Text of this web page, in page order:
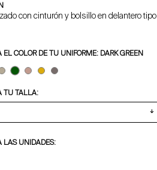
con cinturón y bolsillo en delantero tipo
EL COLOR DE TU UNIFORME: DARK GREEN
TU TALLA:
LAS UNIDADES: